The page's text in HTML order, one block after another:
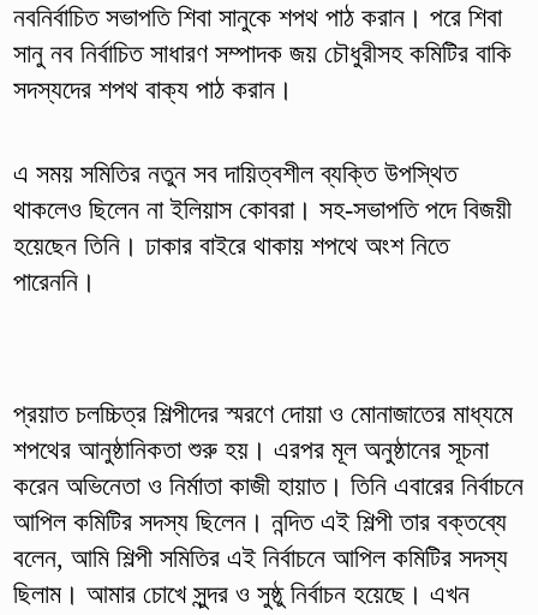
নবনির্বাচিত সভাপতি শিবা সানুকে শপথ পাঠ করান। পরে শিবা
সানু নব নির্বাচিত সাধারণ সম্পাদক জয় চৌধুরীসহ কমিটির বাকি
সদস্যদের শপথ বাক্য পাঠ করান।
এ সময় সমিতির নতুন সব দায়িত্বশীল ব্যক্তি উপস্থিত
থাকলেও ছিলেন না ইলিয়াস কোবরা। সহ-সভাপতি পদে বিজয়ী
হয়েছেন তিনি। ঢাকার বাইরে থাকায় শপথে অংশ নিতে
পারেননি।
প্রয়াত চলচ্চিত্র শিল্পীদের স্মরণে দোয়া ও মোনাজাতের মাধ্যমে
শপথের আনুষ্ঠানিকতা শুরু হয়। এরপর মূল অনুষ্ঠানের সূচনা
করেন অভিনেতা ও নির্মাতা কাজী হায়াত। তিনি এবারের নির্বাচনে
আপিল কমিটির সদস্য ছিলেন। নন্দিত এই শিল্পী তার বক্তব্যে
বলেন, আমি শিল্পী সমিতির এই নির্বাচনে আপিল কমিটির সদস্য
ছিলাম। আমার চোখে সুন্দর ও সুষ্ঠু নির্বাচন হয়েছে। এখন